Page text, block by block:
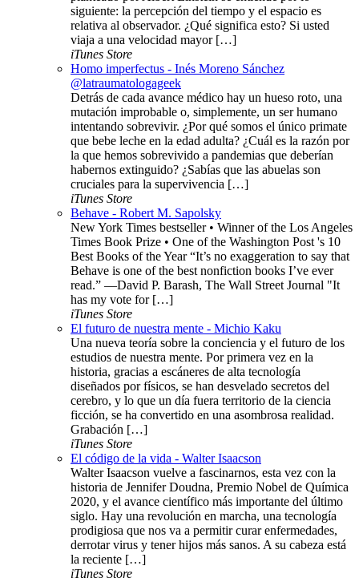
siguiente: la percepción del tiempo y el espacio es
relativa al observador. ¿Qué significa esto? Si usted
viaja a una velocidad mayor […]
iTunes Store
Homo imperfectus - Inés Moreno Sánchez
@latraumatologageek
Detrás de cada avance médico hay un hueso roto, una
mutación improbable o, simplemente, un ser humano
intentando sobrevivir. ¿Por qué somos el único primate
que bebe leche en la edad adulta? ¿Cuál es la razón por
la que hemos sobrevivido a pandemias que deberían
habernos extinguido? ¿Sabías que las abuelas son
cruciales para la supervivencia […]
iTunes Store
Behave - Robert M. Sapolsky
New York Times bestseller • Winner of the Los Angeles
Times Book Prize • One of the Washington Post 's 10
Best Books of the Year “It’s no exaggeration to say that
Behave is one of the best nonfiction books I’ve ever
read.” —David P. Barash, The Wall Street Journal "It
has my vote for […]
iTunes Store
El futuro de nuestra mente - Michio Kaku
Una nueva teoría sobre la conciencia y el futuro de los
estudios de nuestra mente. Por primera vez en la
historia, gracias a escáneres de alta tecnología
diseñados por físicos, se han desvelado secretos del
cerebro, y lo que un día fuera territorio de la ciencia
ficción, se ha convertido en una asombrosa realidad.
Grabación […]
iTunes Store
El código de la vida - Walter Isaacson
Walter Isaacson vuelve a fascinarnos, esta vez con la
historia de Jennifer Doudna, Premio Nobel de Química
2020, y el avance científico más importante del último
siglo. Hay una revolución en marcha, una tecnología
prodigiosa que nos va a permitir curar enfermedades,
derrotar virus y tener hijos más sanos. A su cabeza está
la reciente […]
iTunes Store